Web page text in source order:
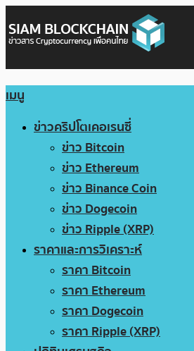
เมนู
ข่าวคริปโตเคอเรนซี่
ข่าว Bitcoin
ข่าว Ethereum
ข่าว Binance Coin
ข่าว Dogecoin
ข่าว Ripple (XRP)
ราคาและการวิเคราะห์
ราคา Bitcoin
ราคา Ethereum
ราคา Dogecoin
ราคา Ripple (XRP)